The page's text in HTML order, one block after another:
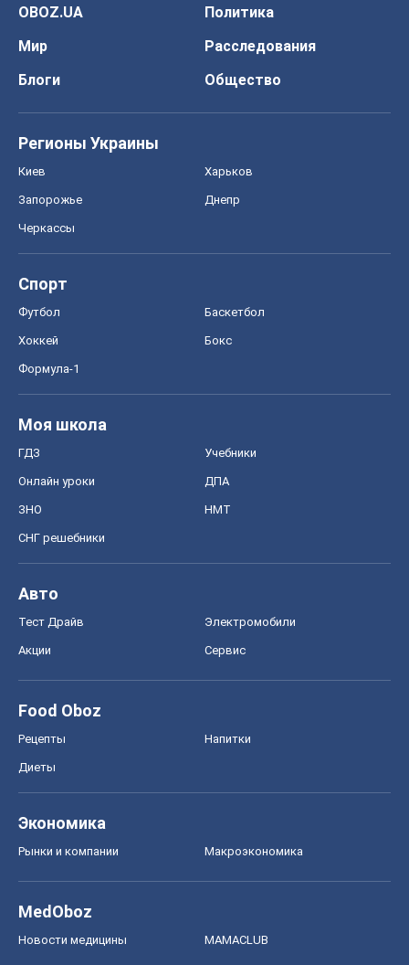
OBOZ.UA
Политика
Мир
Расследования
Блоги
Общество
Регионы Украины
Киев Харьков
Запорожье Днепр
Черкассы
Спорт
Футбол Баскетбол
Хоккей Бокс
Формула-1
Моя школа
ГДЗ Учебники
Онлайн уроки ДПА
ЗНО НМТ
СНГ решебники
Авто
Тест Драйв Электромобили
Акции Сервис
Food Oboz
Рецепты Напитки
Диеты
Экономика
Рынки и компании Mакроэкономика
MedOboz
Новости медицины MAMACLUB